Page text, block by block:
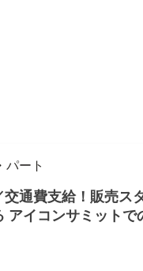
パート
交通費支給！販売ス
アイコンサミットで